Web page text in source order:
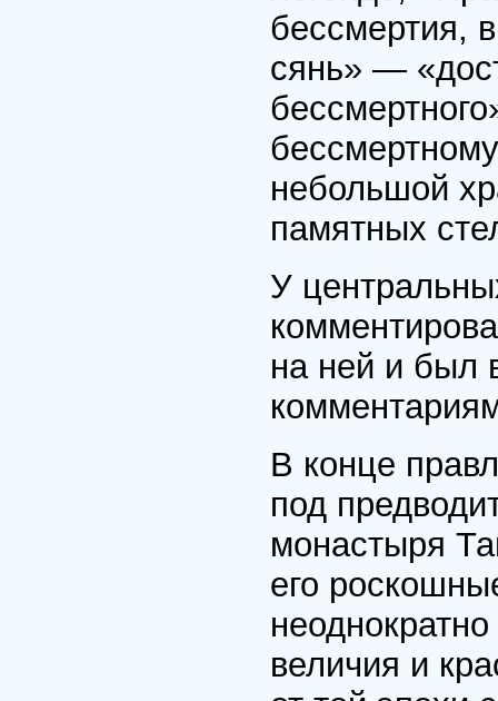
бессмертия,
сянь» —
небольшой
памятных
У
на ней и был
В конце
под
монастыря
его
величия и